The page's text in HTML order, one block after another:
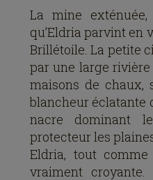
La mine
qu’Eldria parvint en
Brillétoile. La petite
par une large rivière
maisons de chaux,
blancheur éclatante
nacre dominant
protecteur les
Eldria, tout
vraiment croyante.